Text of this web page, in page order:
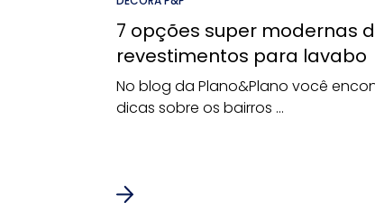
7 opções super modernas
revestimentos para lavabo
No blog da Plano&Plano você
dicas sobre os bairros ...